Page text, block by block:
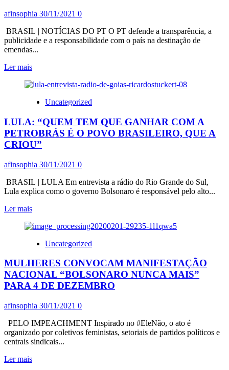
afinsophia 30/11/2021 0
BRASIL | NOTÍCIAS DO PT O PT defende a transparência, a
publicidade e a responsabilidade com o país na destinação de
emendas...
Ler maisLeia
sobre
DO
ROGÉRIO
CARVALHO
(PT),
NO
SECRETO
É
GRAVE
E
O
PT
Uncategorized
LULA: “QUEM TEM QUE GANHAR COM A
PETROBRÁS É O POVO BRASILEIRO, QUE A
CRIOU”
afinsophia 30/11/2021 0
BRASIL | LULA Em entrevista a rádio do Rio Grande do Sul,
Lula explica como o governo Bolsonaro é responsável pelo alto...
Ler maisLeia
sobre
“QUEM
QUE
GANHAR
COM
A
É
O
POVO
BRASILEIRO,
QUE
A
CRIOU”
Uncategorized
MULHERES CONVOCAM MANIFESTAÇÃO
NACIONAL “BOLSONARO NUNCA MAIS”
PARA 4 DE DEZEMBRO
afinsophia 30/11/2021 0
PELO IMPEACHMENT Inspirado no #EleNão, o ato é
organizado por coletivos feministas, setoriais de partidos políticos e
centrais sindicais...
Ler maisLeia